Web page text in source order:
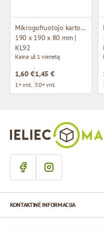
Mikrogofruotojo kartono dėžutė su langu
190 x 190 x 80 mm |
KL92
Kaina už 1 vienetą
1,60 €
1+ vnt.
1,45 €
50+ vnt.
KONTAKTINĖ INFORMACIJA